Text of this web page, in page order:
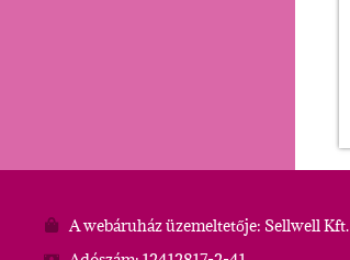
A webáruház üzemeltetője: Sellwell Kft.